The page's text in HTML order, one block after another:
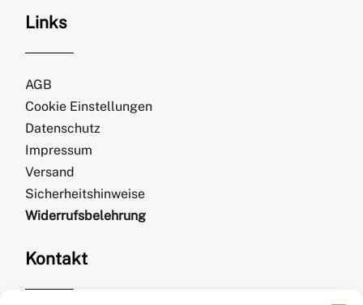
Links
AGB
Cookie Einstellungen
Datenschutz
Impressum
Versand
Sicherheitshinweise
Widerrufsbelehrung
Kontakt